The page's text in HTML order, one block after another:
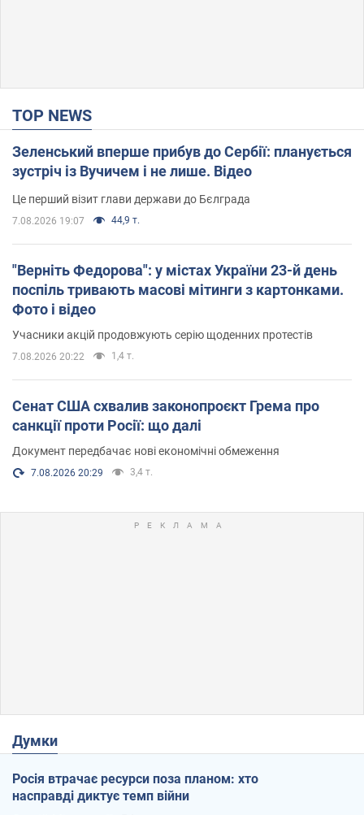
TOP NEWS
Зеленський вперше прибув до Сербії: планується
зустріч із Вучичем і не лише. Відео
Це перший візит глави держави до Бєлграда
7.08.2026 19:07 44,9 т.
"Верніть Федорова": у містах України 23-й день
поспіль тривають масові мітинги з картонками.
Фото і відео
Учасники акцій продовжують серію щоденних протестів
7.08.2026 20:22 1,4 т.
Сенат США схвалив законопроєкт Грема про
санкції проти Росії: що далі
Документ передбачає нові економічні обмеження
7.08.2026 20:29 3,4 т.
Думки
Росія втрачає ресурси поза планом: хто
насправді диктує темп війни